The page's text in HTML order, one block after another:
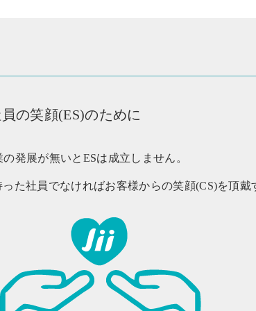
の笑顔(ES)のために
発展が無いとESは成立しません。
た社員でなければお客様からの笑顔(CS)を頂